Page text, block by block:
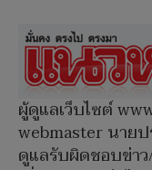
ผู้ดูแลเว็บไซต์
webmaster นาย
ดูแลรับผิดชอบข่า